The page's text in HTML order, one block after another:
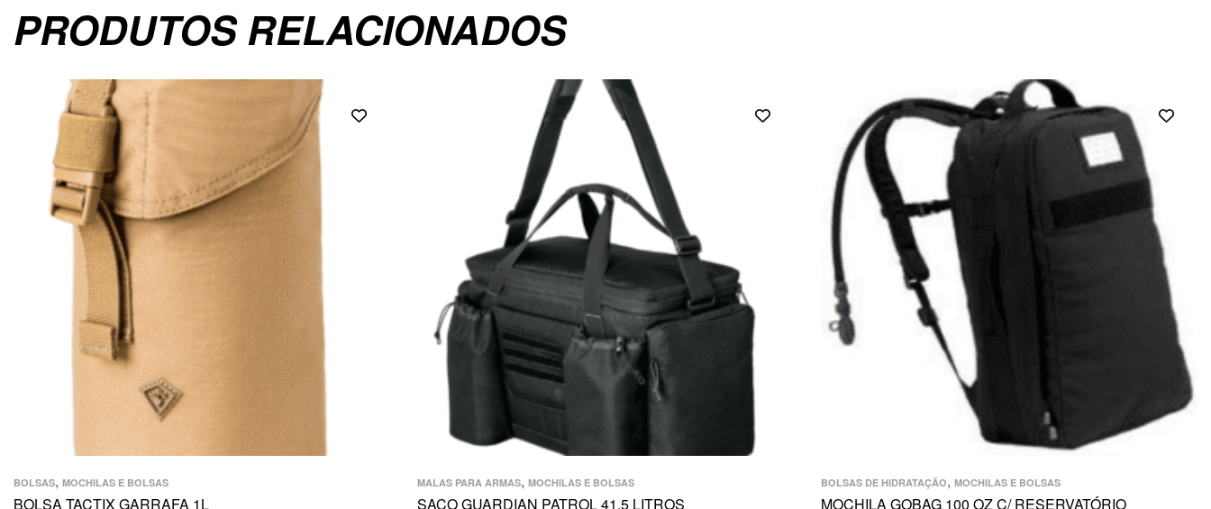
PRODUTOS RELACIONADOS
BOLSAS, MOCHILAS E BOLSAS
BOLSA TACTIX GARRAFA 1L
MALAS PARA ARMAS, MOCHILAS E BOLSAS
SACO GUARDIAN PATROL 41,5 LITROS
BOLSAS DE HIDRATAÇÃO, MOCHILAS E BOLSAS
MOCHILA GOBAG 100 OZ C/ RESERVATÓRIO